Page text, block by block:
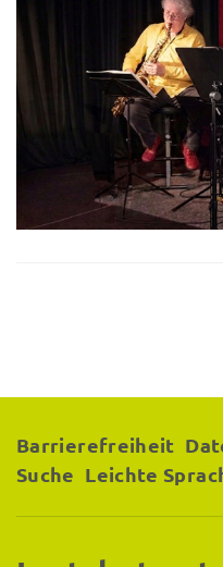
Barrierefreiheit
Suche Leichte